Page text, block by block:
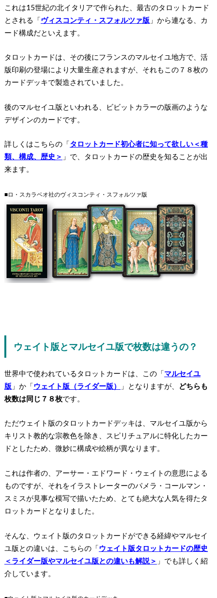
これは15世紀の北イタリアで作られた、最古のタロットカード
とされる「ヴィスコンティ・スフォルツァ版 」から連なる、カ
ード構成だといえます。
タロットカードは、その後にフランスのマルセイユ地方で、活
版印刷の登場により大量生産されますが、それもこの７８枚の
カードデッキで製造されていました。
後のマルセイユ版といわれる、ビビットカラーの版画のような
デザインのカードです。
詳しくはこちらの「タロットカード初心者に知って欲しい＜種
類、構成、歴史＞ 」で、タロットカードの歴史を知ることが出
来ます。
■ロ・スカラベオ社のヴィスコンティ・スフォルツァ版
ウェイト版とマルセイユ版で枚数は違うの？
世界中で使われているタロットカードは、この「マルセイユ
版 」か「ウェイト版（ライダー版） 」となりますが、
どちらも
枚数は同じ７８枚です。
ただウェイト版のタロットカードデッキは、マルセイユ版から
キリスト教的な宗教色を除き、スピリチュアルに特化したカー
ドとしたため、微妙に構成や絵柄が異なります。
これは作者の、アーサー・エドワード・ウェイトの意思による
ものですが、それをイラストレーターのパメラ・コールマン・
スミスが見事な模写で描いたため、とても絶大な人気を得たタ
ロットカードとなりました。
そんな、ウェイト版のタロットカードができる経緯やマルセイ
ユ版との違いは、こちらの「ウェイト版タロットカードの歴史
＜ライダー版やマルセイユ版との違いも解説＞ 」でも詳しく紹
介しています。